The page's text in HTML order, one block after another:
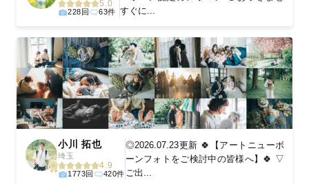
5.0
228回 63件 すぐに...
小川 拓也
埼玉
4.9
1773回 420件
◎2026.07.23更新 🍀【アートニューボ
ーンフォトをご検討中の皆様へ】🍀 ▽
ご出...